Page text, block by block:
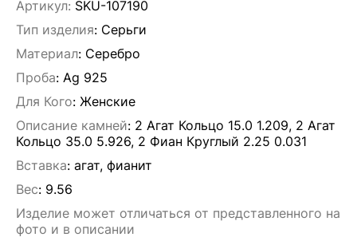
Артикул: SKU-107190
Тип изделия: Серьги
Материал: Серебро
Проба: Ag 925
Для Кого: Женские
Описание камней: 2 Агат Кольцо 15.0 1.209, 2 Агат
Кольцо 35.0 5.926, 2 Фиан Круглый 2.25 0.031
Вставка: агат, фианит
Вес: 9.56
Изделие может отличаться от представленного на
фото и в описании